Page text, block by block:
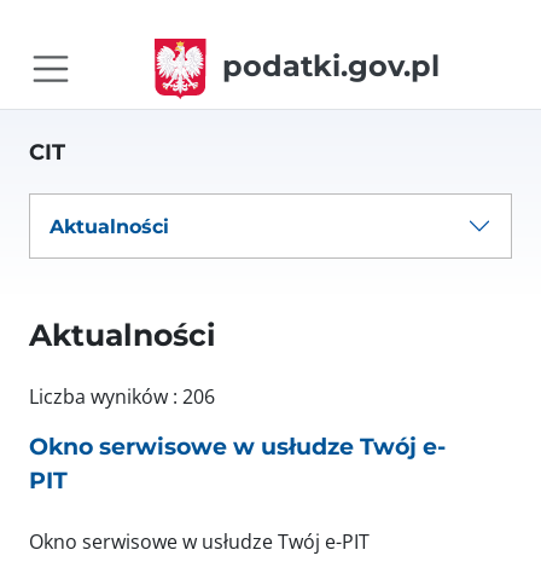
podatki.gov.pl
CIT
Aktualności
Aktualności
Liczba wyników : 206
Okno serwisowe w usłudze Twój e-
PIT
Okno serwisowe w usłudze Twój e-PIT